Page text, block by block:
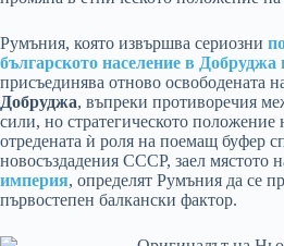
Румъния, която извършва сериозни
българското население в Добруджа
присъединява отново освободената
Добруджа, въпреки противоречия
сили, но стратегическото
отредената ѝ роля на поемащ буфер
новосъздадения СССР, заел мястото
империя, определят Румъния да се
първостепен балкански фактор.